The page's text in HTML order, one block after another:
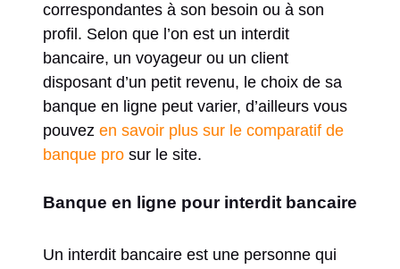
correspondantes à son besoin ou à son
profil. Selon que l’on est un interdit
bancaire, un voyageur ou un client
disposant d’un petit revenu, le choix de sa
banque en ligne peut varier, d’ailleurs vous
pouvez en savoir plus sur le comparatif de
banque pro sur le site.
Banque en ligne pour interdit bancaire
Un interdit bancaire est une personne qui